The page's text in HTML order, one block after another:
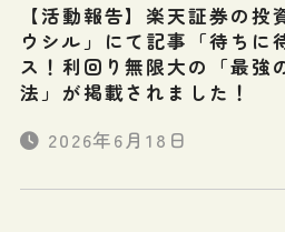
【活動報告】楽天証券の投
ウシル」にて記事「待ちに
ス！利回り無限大の「最強
法」が掲載されました！
2026年6月18日